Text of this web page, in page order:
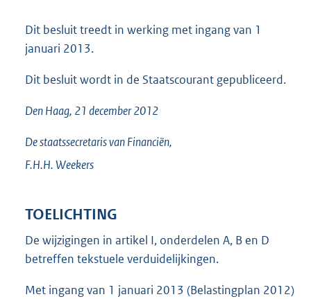
Dit besluit treedt in werking met ingang van 1
januari 2013.
Dit besluit wordt in de Staatscourant gepubliceerd.
Den Haag, 21 december 2012
De staatssecretaris van Financiën,
F.H.H.Weekers
TOELICHTING
De wijzigingen in artikel I, onderdelen A, B en D
betreffen tekstuele verduidelijkingen.
Met ingang van 1 januari 2013 (Belastingplan 2012)